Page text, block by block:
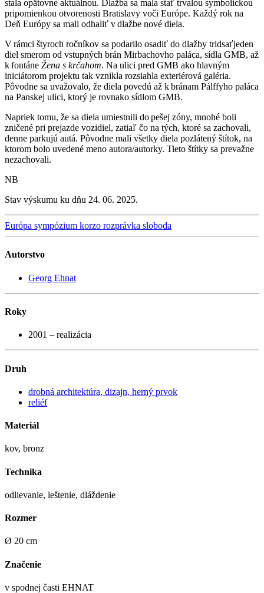
stala opätovne aktuálnou. Dlažba sa mala stať trvalou symbolickou
pripomienkou otvorenosti Bratislavy voči Európe. Každý rok na
Deň Európy sa mali odhaliť v dlažbe nové diela.
V rámci štyroch ročníkov sa podarilo osadiť do dlažby tridsaťjeden
diel smerom od vstupných brán Mirbachovho paláca, sídla GMB, až
k fontáne Žena s krčahom. Na ulici pred GMB ako hlavným
iniciátorom projektu tak vznikla rozsiahla exteriérová galéria.
Pôvodne sa uvažovalo, že diela povedú až k bránam Pálffyho paláca
na Panskej ulici, ktorý je rovnako sídlom GMB.
Napriek tomu, že sa diela umiestnili do pešej zóny, mnohé boli
zničené pri prejazde vozidiel, zatiaľ čo na tých, ktoré sa zachovali,
denne parkujú autá. Pôvodne mali všetky diela pozlátený štítok, na
ktorom bolo uvedené meno autora/autorky. Tieto štítky sa prevažne
nezachovali.
NB
Stav výskumu ku dňu 24. 06. 2025.
Európa sympózium korzo rozprávka sloboda
Autorstvo
Georg Ehnat
Roky
2001 – realizácia
Druh
drobná architektúra, dizajn, herný prvok
reliéf
Materiál
kov, bronz
Technika
odlievanie, leštenie, dláždenie
Rozmer
Ø 20 cm
Značenie
v spodnej časti EHNAT